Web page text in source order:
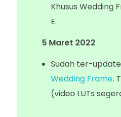
Khusus Wedding
E.
5 Maret 2022
Sudah ter-
Wedding Frame.
(video LUTs